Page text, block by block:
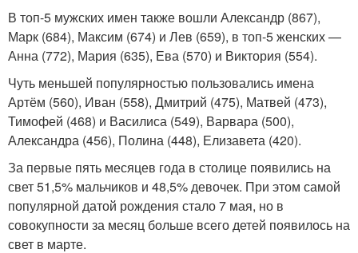
В топ-5 мужских имен также вошли Александр (867),
Марк (684), Максим (674) и Лев (659), в топ-5 женских —
Анна (772), Мария (635), Ева (570) и Виктория (554).
Чуть меньшей популярностью пользовались имена
Артём (560), Иван (558), Дмитрий (475), Матвей (473),
Тимофей (468) и Василиса (549), Варвара (500),
Александра (456), Полина (448), Елизавета (420).
За первые пять месяцев года в столице появились на
свет 51,5% мальчиков и 48,5% девочек. При этом самой
популярной датой рождения стало 7 мая, но в
совокупности за месяц больше всего детей появилось на
свет в марте.